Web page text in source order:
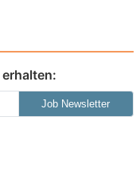
Job Newsletter